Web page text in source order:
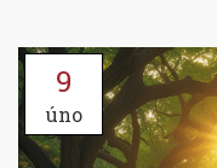
vlasů.
9
úno